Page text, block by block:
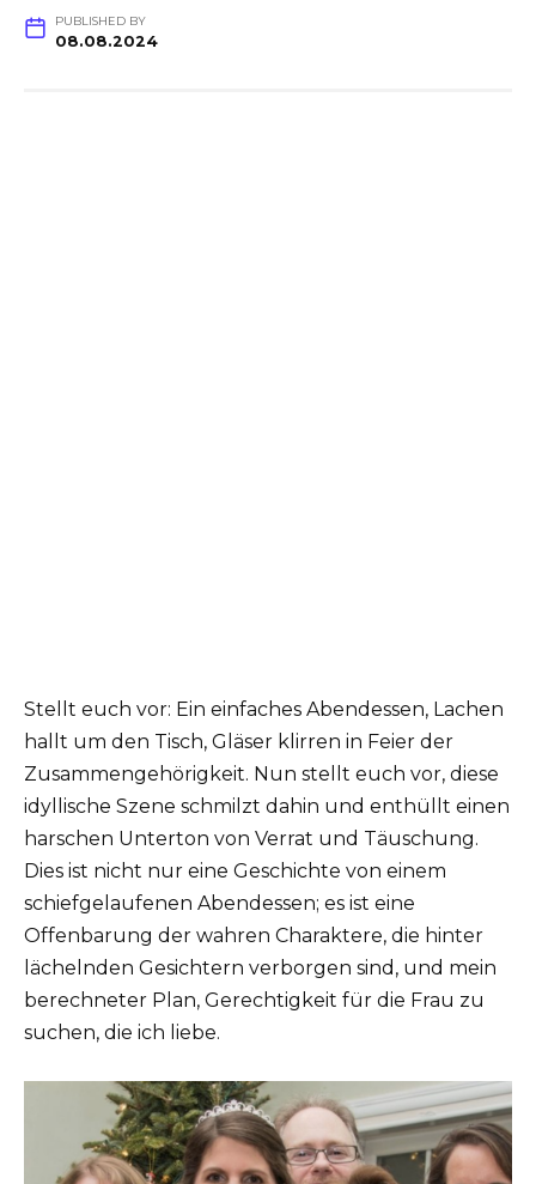
PUBLISHED BY
08.08.2024
Stellt euch vor: Ein einfaches Abendessen, Lachen
hallt um den Tisch, Gläser klirren in Feier der
Zusammengehörigkeit. Nun stellt euch vor, diese
idyllische Szene schmilzt dahin und enthüllt einen
harschen Unterton von Verrat und Täuschung.
Dies ist nicht nur eine Geschichte von einem
schiefgelaufenen Abendessen; es ist eine
Offenbarung der wahren Charaktere, die hinter
lächelnden Gesichtern verborgen sind, und mein
berechneter Plan, Gerechtigkeit für die Frau zu
suchen, die ich liebe.